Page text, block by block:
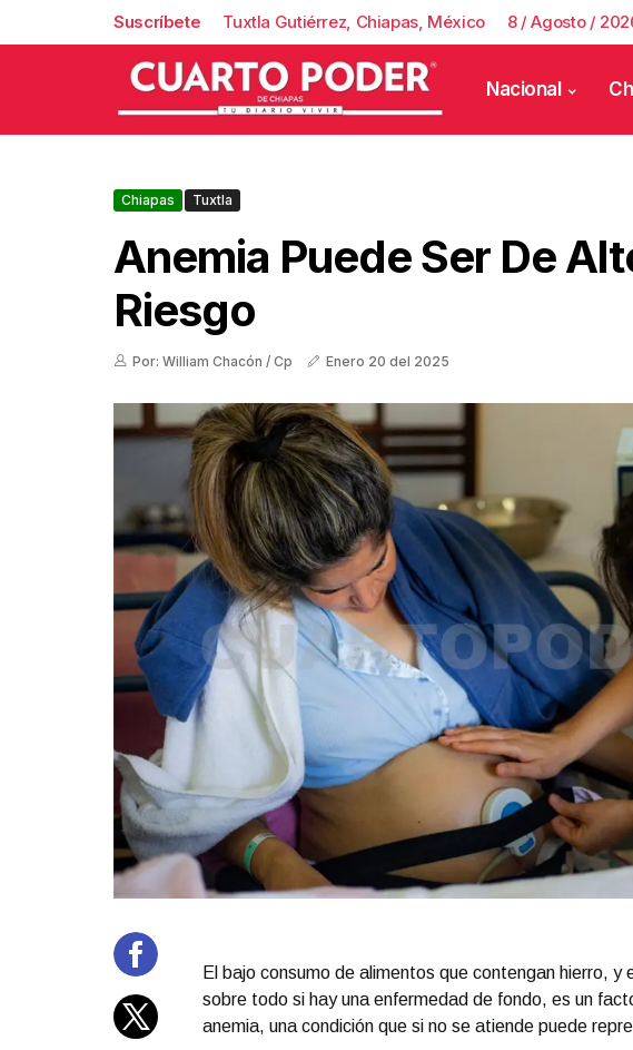
Suscríbete Tuxtla Gutiérrez, Chiapas, México 8 / Agosto /
Nacional
Chiapas Tuxtla
Anemia Puede Ser De
Riesgo
Por: William Chacón / Cp Enero 20 del 2025
El bajo consumo de alimentos que contengan hierro,
sobre todo si hay una enfermedad de fondo, es un
anemia, una condición que si no se atiende puede